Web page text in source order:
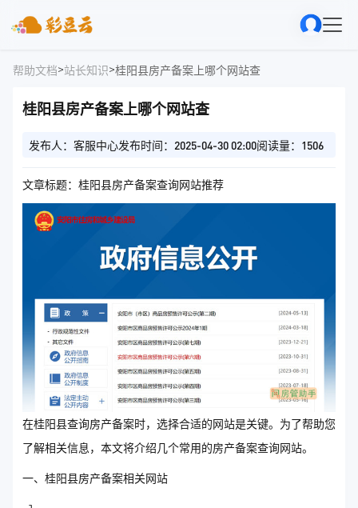
帮助文档>站长知识>桂阳县房产备案上哪个网站查
桂阳县房产备案上哪个网站查
发布人：客服中心发布时间：2025-04-30 02:00阅读量：1506
文章标题：桂阳县房产备案查询网站推荐
在桂阳县查询房产备案时，选择合适的网站是关键。为了帮助您
了解相关信息，本文将介绍几个常用的房产备案查询网站。
一、桂阳县房产备案相关网站